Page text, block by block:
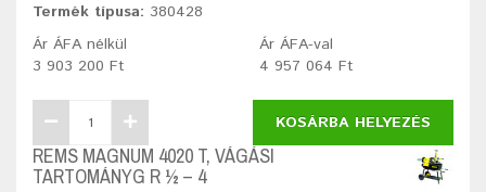
Termék típusa: 380428
Ár ÁFA nélkül
3 903 200 Ft
Ár ÁFA-val
4 957 064 Ft
KOSÁRBA HELYEZÉS
REMS MAGNUM 4020 T, VÁGÁSI
TARTOMÁNYG R ½ – 4